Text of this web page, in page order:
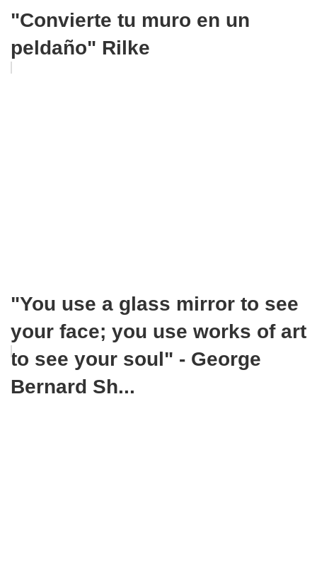
"Convierte tu muro en un
peldaño" Rilke
"You use a glass mirror to see
your face; you use works of art
to see your soul" - George
Bernard Sh...